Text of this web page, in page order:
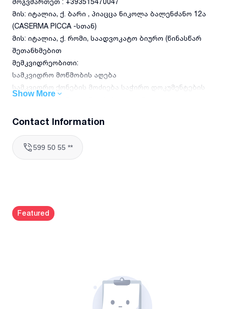
მის: იტალია, ქ. ბარი , პიაცცა ნიკოლა ბალენძანო 12ა
(CASERMA PICCA -სთან)
მის: იტალია, ქ. რომი, საადვოკატო ბიურო (წინასწარ
შეთანხმებით
მემკვიდრეობითი:
სამკვიდრო მოწმობის აღება
სამკვიდრო ქონების მოძიება საჭირო დოკუმენტების
მოძიება და მემკვიდრეობის აღდგენა
უღირს მემკვიდრედ ცნობა
მემკვიდრეებს შორის დავის გადაწყვეტა
წარმომადგენლობა სხვა მემკვიდრეებთან, ნოტარიუსში და
სასამართლოში
კონსულტაცია შესაძლებელია, როგორც ოფისში
საქართველოში და იტალიაში, ასევე ონლაინ/
Show More
Contact Information
599 50 55 **
Featured